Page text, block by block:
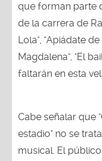
que forman parte
de la carrera de
Lola", "Apiádate
Magdalena", "El
faltarán en esta
Cabe señalar que
estadio" no se
musical. El